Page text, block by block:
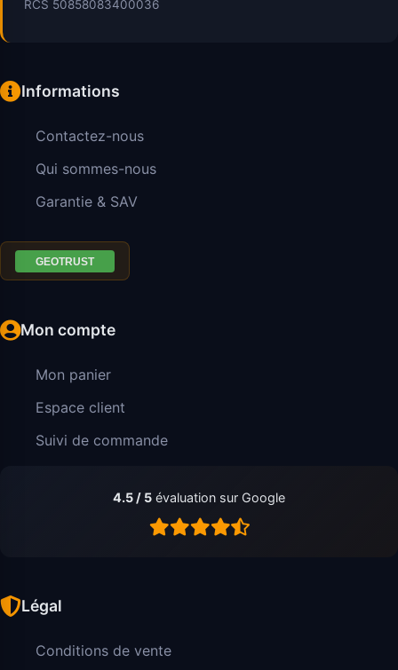
RCS 50858083400036
Informations
Contactez-nous
Qui sommes-nous
Garantie & SAV
Mon compte
Mon panier
Espace client
Suivi de commande
4.5 / 5 évaluation sur Google
Légal
Conditions de vente